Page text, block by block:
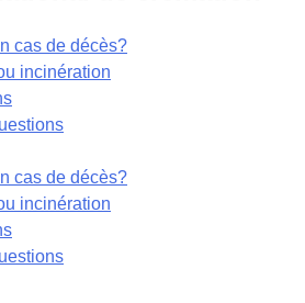
cas de décès?
incinération
cas de décès?
incinération